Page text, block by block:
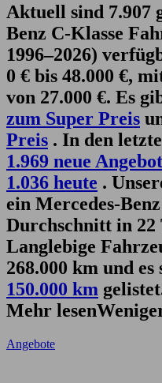
Aktuell sind 7.907
Benz C-Klasse
1996–2026)
0 € bis 48.000 €,
von 27.000 €. Es
zum Super Preis
Preis . In den
1.969 neue
1.036 heute .
ein Mercedes-
Durchschnitt in
Langlebige
268.000 km und es
150.000 km
Mehr lesen
Angebote